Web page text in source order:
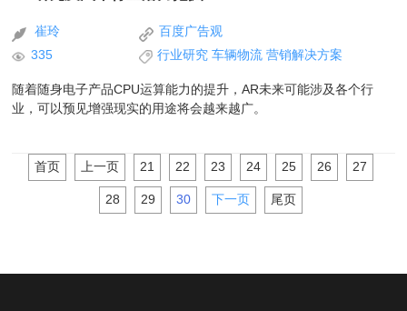
崔玲
百度广告观
335
行业研究 车辆物流 营销解决方案
随着随身电子产品CPU运算能力的提升，AR未来可能涉及各个行
业，可以预见增强现实的用途将会越来越广。
首页 上一页 21 22 23 24 25 26 27
28 29 30 下一页 尾页